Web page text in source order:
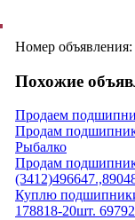
Номер объявления:
Похожие
Продаем
Продам
Рыбалко
Продам
Куплю
178818-20шт.